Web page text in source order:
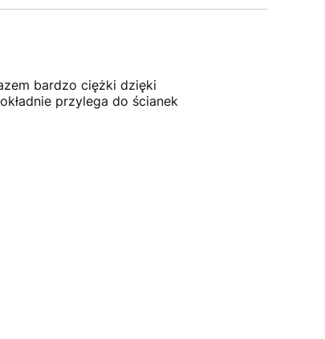
bardzo ciężki dzięki
przylega do ścianek